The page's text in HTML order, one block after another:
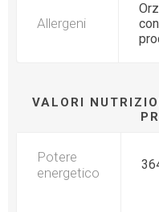
Allergeni
VALORI
Potere
energetico